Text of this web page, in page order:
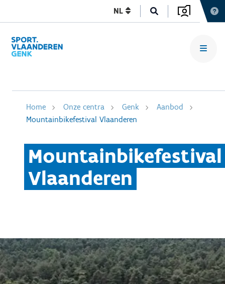
NL
Home Onze centra Genk
Aanbod
Mountainbikefestival Vlaanderen
Mountainbikefestival
Vlaanderen